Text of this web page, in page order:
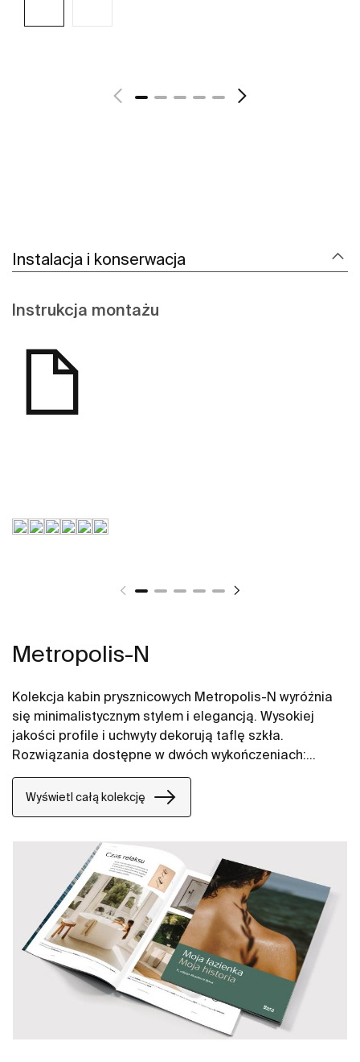
Instalacja i konserwacja
Instrukcja montażu
Metropolis-N
Kolekcja kabin prysznicowych Metropolis-N wyróżnia
się minimalistycznym stylem i elegancją. Wysokiej
jakości profile i uchwyty dekorują taflę szkła.
Rozwiązania dostępne w dwóch wykończeniach:
klasycznym chromie oraz modnej czerni.
Wyświetl całą kolekcję